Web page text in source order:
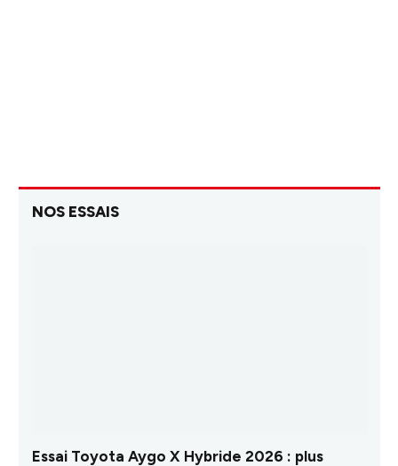
NOS ESSAIS
Essai Toyota Aygo X Hybride 2026 : plus